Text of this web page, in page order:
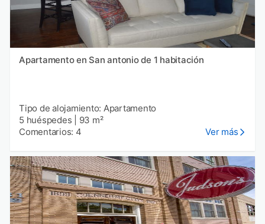
Apartamento en San antonio de 1 habitación
Tipo de alojamiento: Apartamento
5 huéspedes
93 m²
Comentarios: 4
Ver más